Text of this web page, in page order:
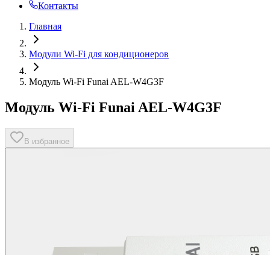
Контакты
Главная
Модули Wi-Fi для кондиционеров
Модуль Wi-Fi Funai AEL-W4G3F
Модуль Wi-Fi Funai AEL-W4G3F
В избранное